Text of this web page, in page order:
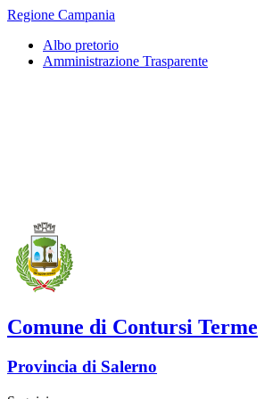
Regione Campania
Albo pretorio
Amministrazione Trasparente
Comune di Contursi Terme
Provincia di Salerno